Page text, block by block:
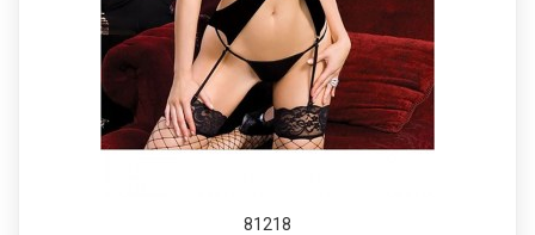
81218